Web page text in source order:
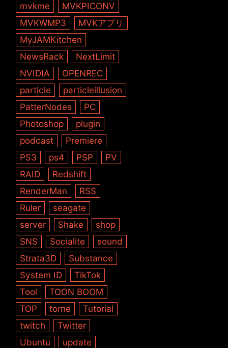
mvkme
MVKPICONV
MVKWMP3
MVKアプリ
MyJAMKitchen
NewsRack
NextLimit
NVIDIA
OPENREC
particle
particleillusion
PatterNodes
PC
Photoshop
plugin
podcast
Premiere
PS3
ps4 PSP
PV
RAID
Redshift
RenderMan
RSS
Ruler
seagate
server
Shake
shop
SNS
Socialite
sound
Strata3D
Substance
System ID
TikTok
Tool
TOON BOOM
TOP
torne
Tutorial
twitch
Twitter
Ubuntu
update